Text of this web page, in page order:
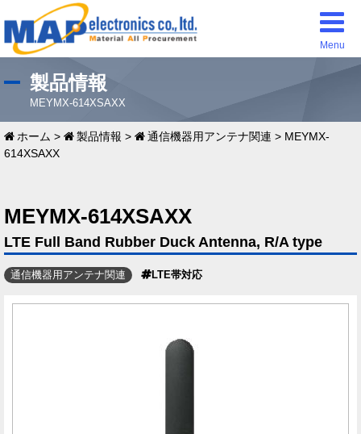
Menu
製品情報
MEYMX-614XSAXX
ホーム > 製品情報 > 通信機器用アンテナ関連 > MEYMX-
614XSAXX
MEYMX-614XSAXX
LTE Full Band Rubber Duck Antenna, R/A type
通信機器用アンテナ関連 LTE帯対応